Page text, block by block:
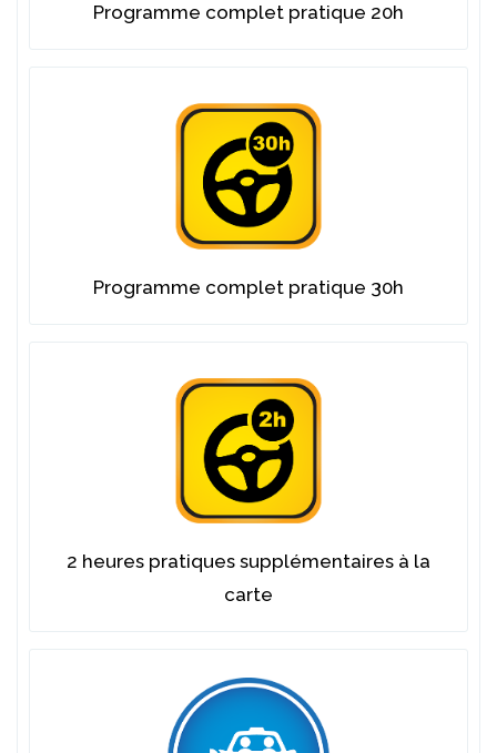
Programme complet pratique 20h
Programme complet pratique 30h
2 heures pratiques supplémentaires à la
carte